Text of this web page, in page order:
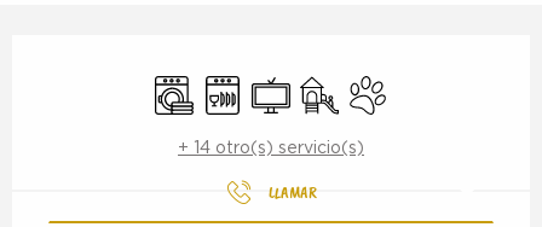
LavadoraLavavajillas
TelevisiónJuegos infantiles / Zona
Se aceptan
+ 14 otro(s) servicio(s)
LLAMAR